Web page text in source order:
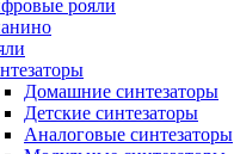
рояли
Домашние синтезаторы
Детские синтезаторы
Аналоговые синтезаторы